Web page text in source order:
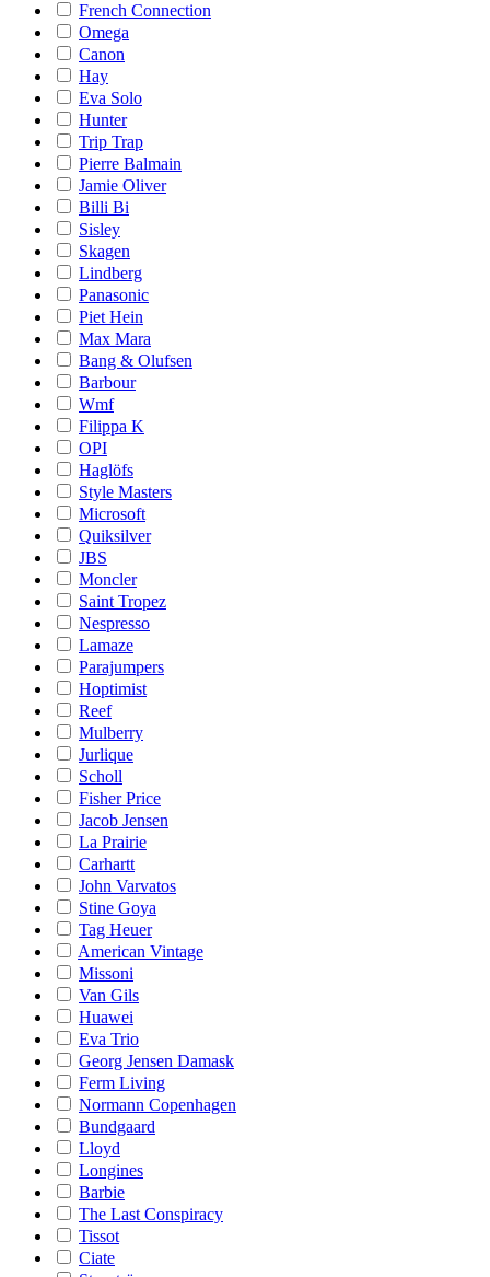
French Connection
Omega
Canon
Hay
Eva Solo
Hunter
Trip Trap
Pierre Balmain
Jamie Oliver
Billi Bi
Sisley
Skagen
Lindberg
Panasonic
Piet Hein
Max Mara
Bang & Olufsen
Barbour
Wmf
Filippa K
OPI
Haglöfs
Style Masters
Microsoft
Quiksilver
JBS
Moncler
Saint Tropez
Nespresso
Lamaze
Parajumpers
Hoptimist
Reef
Mulberry
Jurlique
Scholl
Fisher Price
Jacob Jensen
La Prairie
Carhartt
John Varvatos
Stine Goya
Tag Heuer
American Vintage
Missoni
Van Gils
Huawei
Eva Trio
Georg Jensen Damask
Ferm Living
Normann Copenhagen
Bundgaard
Lloyd
Longines
Barbie
The Last Conspiracy
Tissot
Ciate